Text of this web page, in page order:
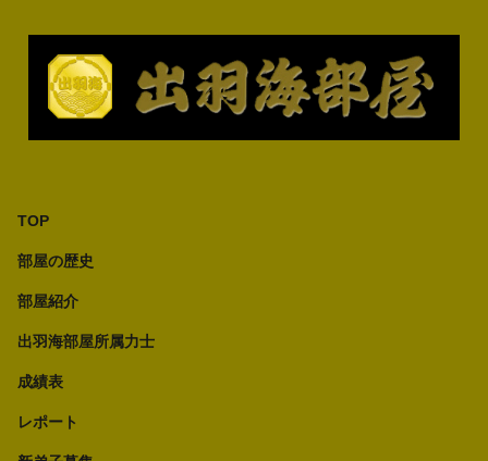
TOP
部屋の歴史
部屋紹介
出羽海部屋所属力士
成績表
レポート